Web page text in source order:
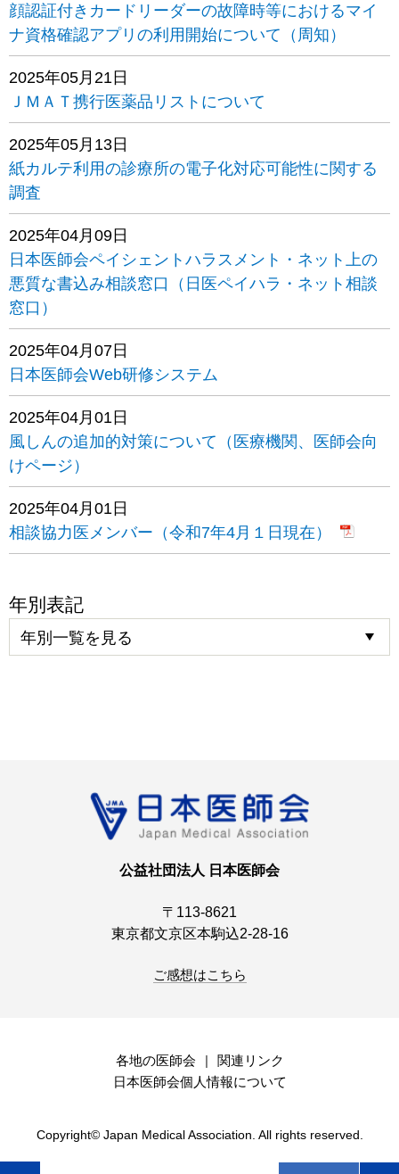
顔認証付きカードリーダーの故障時等におけるマイ
ナ資格確認アプリの利用開始について（周知）
2025年05月21日
ＪＭＡＴ携行医薬品リストについて
2025年05月13日
紙カルテ利用の診療所の電子化対応可能性に関する
調査
2025年04月09日
日本医師会ペイシェントハラスメント・ネット上の
悪質な書込み相談窓口（日医ペイハラ・ネット相談
窓口）
2025年04月07日
日本医師会Web研修システム
2025年04月01日
風しんの追加的対策について（医療機関、医師会向
けページ）
2025年04月01日
相談協力医メンバー（令和7年4月１日現在）
年別表記
公益社団法人 日本医師会
〒113-8621
東京都文京区本駒込2-28-16
ご感想はこちら
各地の医師会
関連リンク
日本医師会個人情報について
Copyright© Japan Medical Association. All rights reserved.